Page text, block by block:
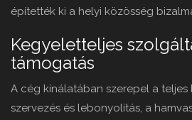
építették ki a helyi közösség
Kegyeletteljes
támogatás
A cég kínálatában szerepel a teljes
szervezés és lebonyolítás, a